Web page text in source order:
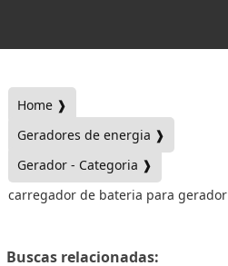
Home ❱
Geradores de energia ❱
Gerador - Categoria ❱
carregador de bateria para gerador
Buscas relacionadas: